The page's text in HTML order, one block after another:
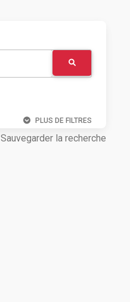
PLUS DE FILTRES
Sauvegarder la recherche